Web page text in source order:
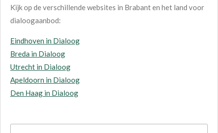
Kijk op de verschillende websites in Brabant en het land voor
dialoogaanbod:
Eindhoven in Dialoog
Breda in Dialoog
Utrecht in Dialoog
Apeldoorn in Dialoog
Den Haag in Dialoog